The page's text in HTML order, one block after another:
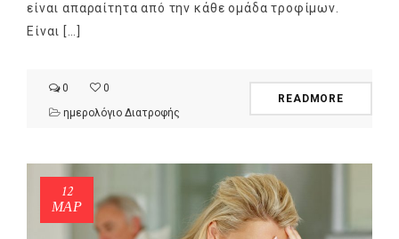
είναι απαραίτητα από την κάθε ομάδα τροφίμων.
Είναι […]
0
0
ημερολόγιο Διατροφής
READMORE
12
ΜΑΡ